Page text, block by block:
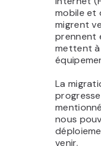
mobile et
migrent
prennent
mettent à
La
nous
venir.